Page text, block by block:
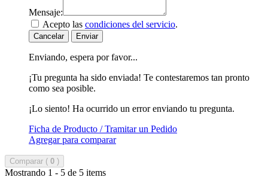
Mensaje:
Acepto las condiciones del servicio.
Cancelar Enviar
Enviando, espera por favor...
¡Tu pregunta ha sido enviada! Te contestaremos tan pronto
como sea posible.
¡Lo siento! Ha ocurrido un error enviando tu pregunta.
Ficha de Producto / Tramitar un Pedido
Agregar para comparar
Comparar ( 0 )
Mostrando 1 - 5 de 5 items